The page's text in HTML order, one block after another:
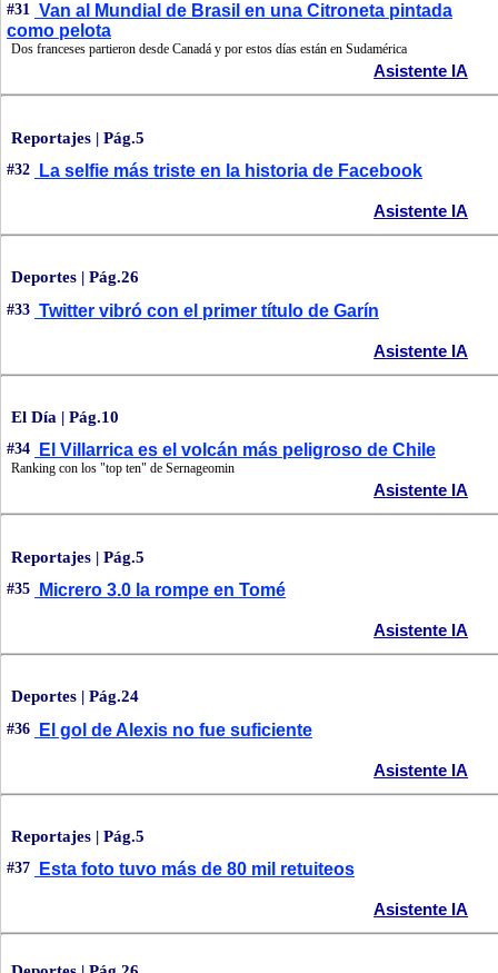
#31 Van al Mundial de Brasil en una Citroneta pintada
como pelota
Dos franceses partieron desde Canadá y por estos días están en Sudamérica
Asistente IA
Reportajes | Pág.5
#32 La selfie más triste en la historia de Facebook
Asistente IA
Deportes | Pág.26
#33 Twitter vibró con el primer título de Garín
Asistente IA
El Día | Pág.10
#34 El Villarrica es el volcán más peligroso de Chile
Ranking con los "top ten" de Sernageomin
Asistente IA
Reportajes | Pág.5
#35 Micrero 3.0 la rompe en Tomé
Asistente IA
Deportes | Pág.24
#36 El gol de Alexis no fue suficiente
Asistente IA
Reportajes | Pág.5
#37 Esta foto tuvo más de 80 mil retuiteos
Asistente IA